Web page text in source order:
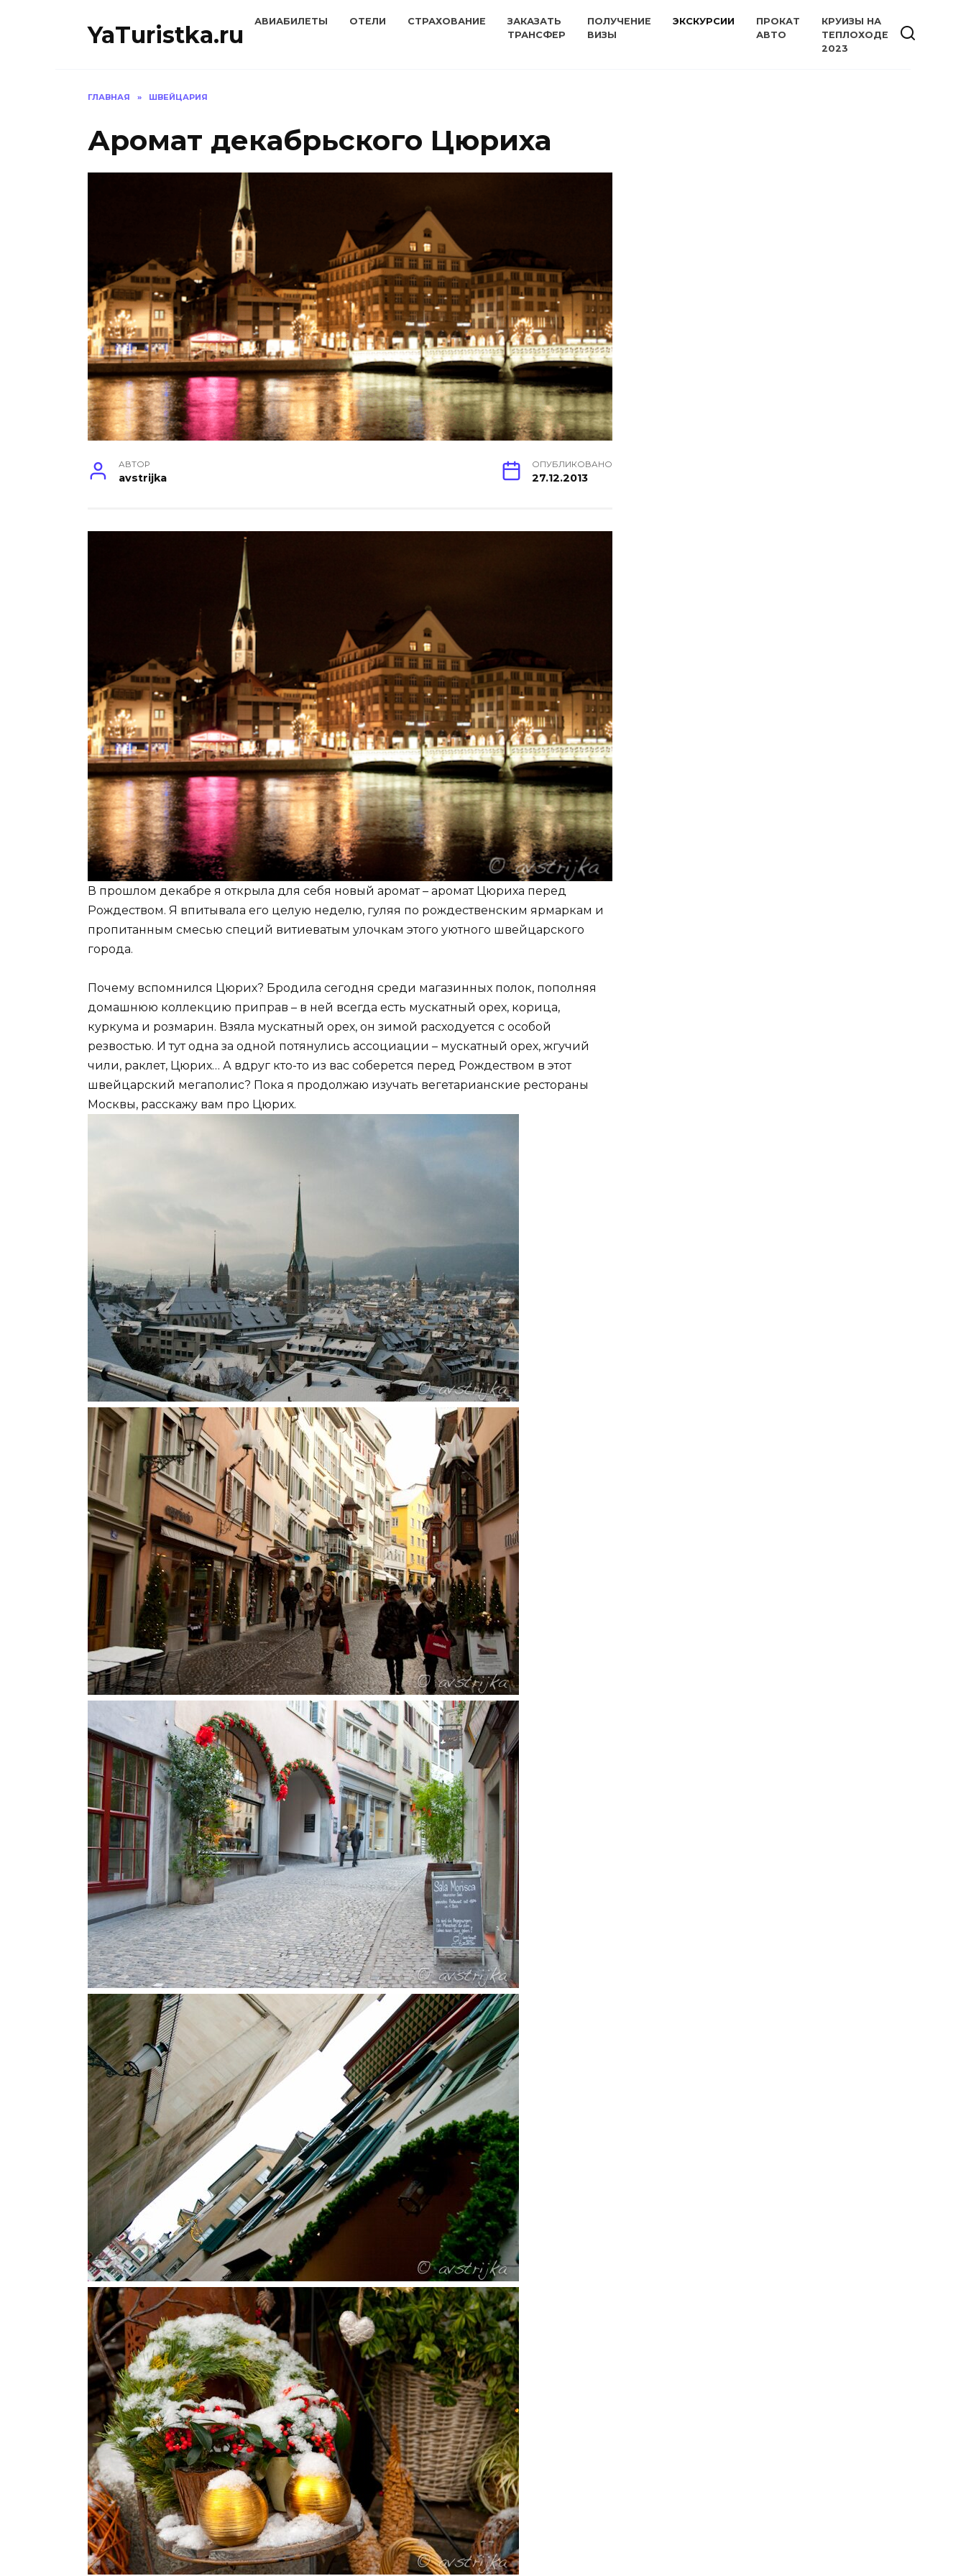
YaTuristka.ru АВИАБИЛЕТЫ ОТЕЛИ СТРАХОВАНИЕ
ЗАКАЗАТЬ
ТРАНСФЕР
ПОЛУЧЕНИЕ
ВИЗЫ
ЭКСКУРСИИ
ПРОКАТ
АВТО
КРУИЗЫ НА
ТЕПЛОХОДЕ
2023
ГЛАВНАЯ » ШВЕЙЦАРИЯ
Аромат декабрьского Цюриха
АВТОР
avstrijka
ОПУБЛИКОВАНО
27.12.2013
В прошлом декабре я открыла для себя новый аромат – аромат Цюриха перед
Рождеством. Я впитывала его целую неделю, гуляя по рождественским ярмаркам и
пропитанным смесью специй витиеватым улочкам этого уютного швейцарского
города.
Почему вспомнился Цюрих? Бродила сегодня среди магазинных полок, пополняя
домашнюю коллекцию приправ – в ней всегда есть мускатный орех, корица,
куркума и розмарин. Взяла мускатный орех, он зимой расходуется с особой
резвостью. И тут одна за одной потянулись ассоциации – мускатный орех, жгучий
чили, раклет, Цюрих… А вдруг кто-то из вас соберется перед Рождеством в этот
швейцарский мегаполис? Пока я продолжаю изучать вегетарианские рестораны
Москвы, расскажу вам про Цюрих.